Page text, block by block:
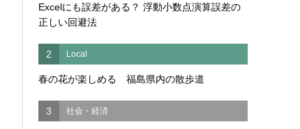
Excelにも誤差がある？ 浮動小数点演算誤差の
正しい回避法
2 Local
春の花が楽しめる 福島県内の散歩道
3 社会・経済